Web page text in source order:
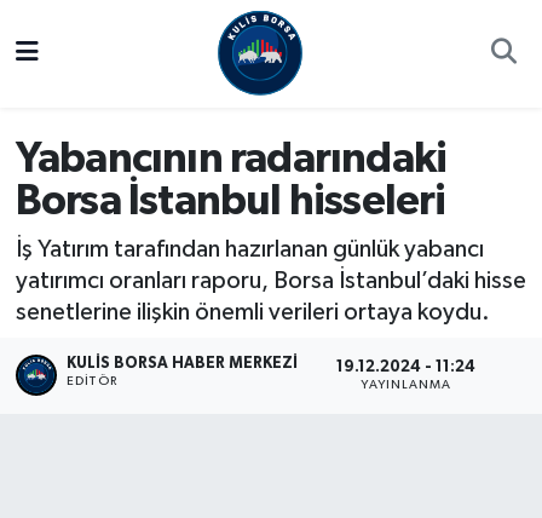
Yabancının radarındaki
Borsa İstanbul hisseleri
İş Yatırım tarafından hazırlanan günlük yabancı
yatırımcı oranları raporu, Borsa İstanbul’daki hisse
senetlerine ilişkin önemli verileri ortaya koydu.
KULIS BORSA HABER MERKEZI
EDITÖR
19.12.2024 - 11:24
YAYINLANMA
Hisse Yorumu
Kulis Haber
Halka Arzlar
Trafik Durumu
Süper Lig Puan Durumu ve Fikstür
Tüm Manşetler